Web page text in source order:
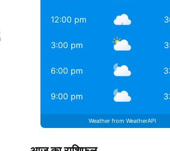
12:00 pm
3:00 pm
6:00 pm
9:00 pm
Weather from WeatherAPI